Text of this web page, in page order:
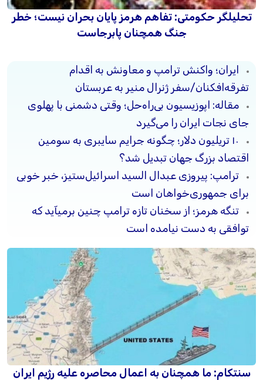
تحلیلگر حکومتی: تفاهم هرمز پایان بحران نیست؛ خطر
جنگ همچنان پابرجاست
ایران؛ واکنش ترامپ و معاونش به اقدام
تفرقه‌افکنان/سفر ژنرال منیر به عربستان
مقاله: اپوزیسیون بی‌راه‌حل؛ وقتی دشمنی با پهلوی
جای نجات ایران را می‌گیرد
۱۰ تریلیون دلار؛ چگونه جرایم سایبری به سومین
اقتصاد بزرگ جهان تبدیل شد؟
ترامپ: پیروزی عبدال السید اسرائیل‌ستیز، خبر خوبی
برای جمهوری‌خواهان است
تنگه هرمز؛ از سخنان تازه ترامپ چنین برمیآید که
توافقی به دست نیامده است
سنتکام: ما همچنان به اعمال محاصره علیه رژیم ایران